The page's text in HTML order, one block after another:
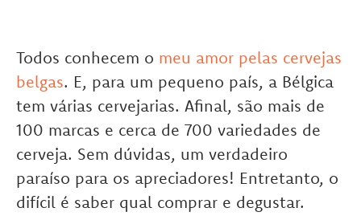
Todos conhecem o meu amor pelas cervejas
belgas. E, para um pequeno país, a Bélgica
tem várias cervejarias. Afinal, são mais de
100 marcas e cerca de 700 variedades de
cerveja. Sem dúvidas, um verdadeiro
paraíso para os apreciadores! Entretanto, o
difícil é saber qual comprar e degustar.